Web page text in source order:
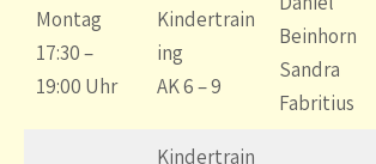
Montag
17:30 –
19:00 Uhr
Kindertrain
ing
AK 6 – 9
Beinhorn
Sandra
Fabritius
Kindertrain